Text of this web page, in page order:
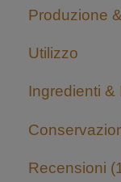
Produzione
Utilizzo
Ingredienti &
Recensioni